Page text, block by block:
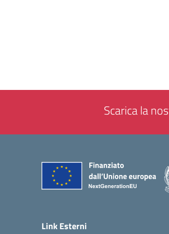
Scarica la
Link Esterni